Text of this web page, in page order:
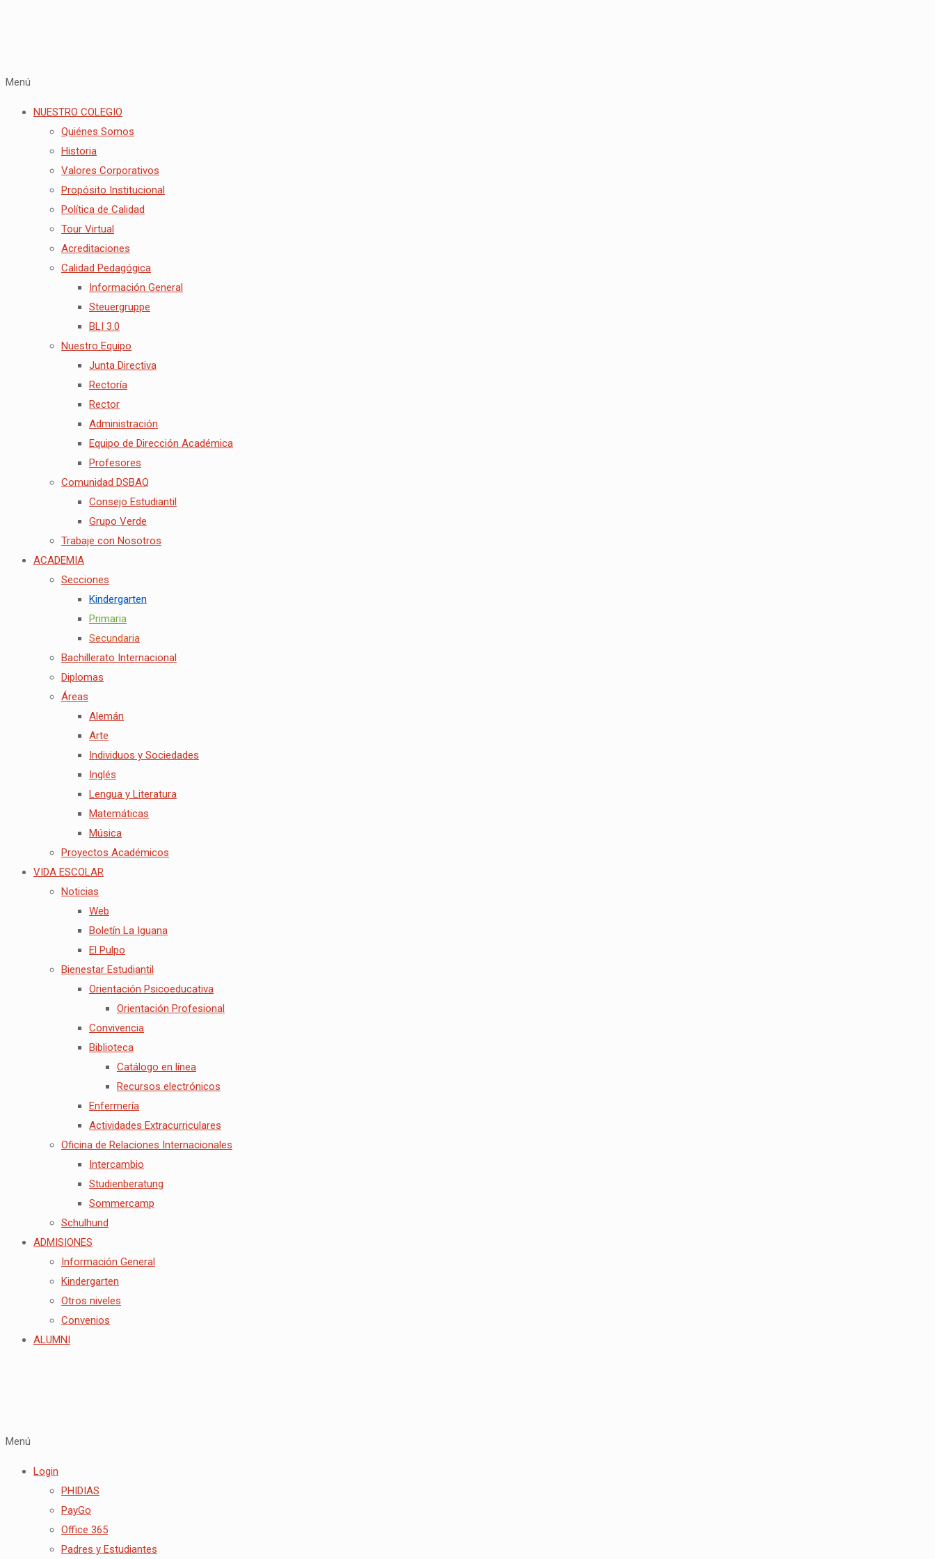
Menú
NUESTRO COLEGIO
Quiénes Somos
Historia
Valores Corporativos
Propósito Institucional
Política de Calidad
Tour Virtual
Acreditaciones
Calidad Pedagógica
Información General
Steuergruppe
BLI 3.0
Nuestro Equipo
Junta Directiva
Rectoría
Rector
Administración
Equipo de Dirección Académica
Profesores
Comunidad DSBAQ
Consejo Estudiantil
Grupo Verde
Trabaje con Nosotros
ACADEMIA
Secciones
Kindergarten
Primaria
Secundaria
Bachillerato Internacional
Diplomas
Áreas
Alemán
Arte
Individuos y Sociedades
Inglés
Lengua y Literatura
Matemáticas
Música
Proyectos Académicos
VIDA ESCOLAR
Noticias
Web
Boletín La Iguana
El Pulpo
Bienestar Estudiantil
Orientación Psicoeducativa
Orientación Profesional
Convivencia
Biblioteca
Catálogo en línea
Recursos electrónicos
Enfermería
Actividades Extracurriculares
Oficina de Relaciones Internacionales
Intercambio
Studienberatung
Sommercamp
Schulhund
ADMISIONES
Información General
Kindergarten
Otros niveles
Convenios
ALUMNI
Menú
Login
PHIDIAS
PayGo
Office 365
Padres y Estudiantes